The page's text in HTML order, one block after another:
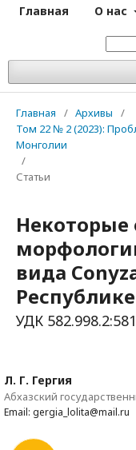
Главная О нас
Главная / Архивы
/
Том 22 № 2 (2023):
Монголии
/
Статьи
Некоторые
вида
УДК
Л. Г. Гергия
Абхазский
Email: gergia_lolita@mail.ru